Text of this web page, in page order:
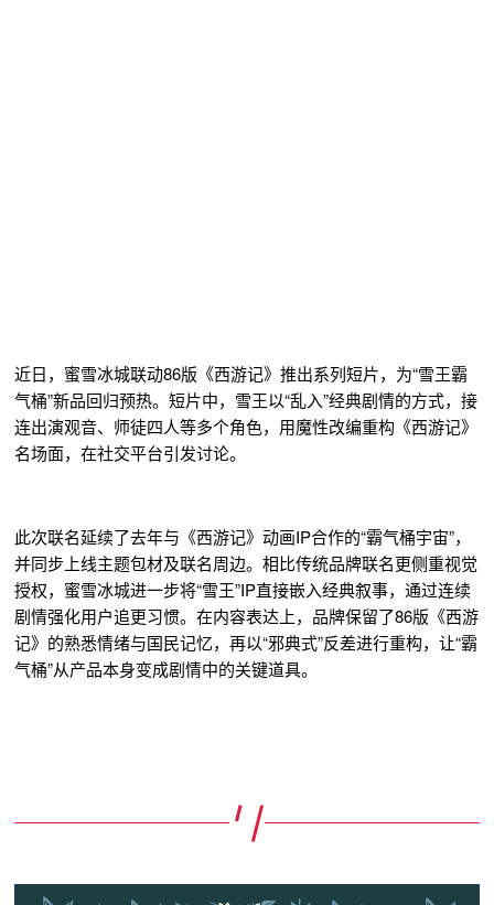
近日，蜜雪冰城联动86版《西游记》推出系列短片，为“雪王霸
气桶”新品回归预热。短片中，雪王以“乱入”经典剧情的方式，接
连出演观音、师徒四人等多个角色，用魔性改编重构《西游记》
名场面，在社交平台引发讨论。
此次联名延续了去年与《西游记》动画IP合作的“霸气桶宇宙”，
并同步上线主题包材及联名周边。相比传统品牌联名更侧重视觉
授权，蜜雪冰城进一步将“雪王”IP直接嵌入经典叙事，通过连续
剧情强化用户追更习惯。在内容表达上，品牌保留了86版《西游
记》的熟悉情绪与国民记忆，再以“邪典式”反差进行重构，让“霸
气桶”从产品本身变成剧情中的关键道具。